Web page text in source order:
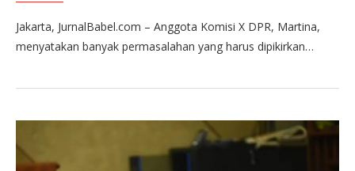
Jakarta, JurnalBabel.com – Anggota Komisi X DPR, Martina,
menyatakan banyak permasalahan yang harus dipikirkan…